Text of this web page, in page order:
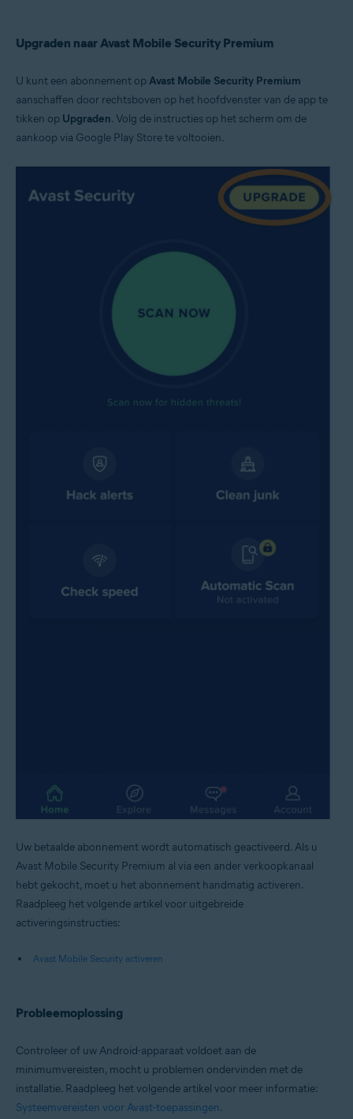
Upgraden naar Avast Mobile Security Premium
U kunt een abonnement opAvast Mobile Security Premium
aanschaffen door rechtsboven op het hoofdvenster van de app te
tikken op Upgraden. Volg de instructies op het scherm om de
aankoop via Google Play Store te voltooien.
Uw betaalde abonnement wordt automatisch geactiveerd. Als u
Avast Mobile Security Premium al via een ander verkoopkanaal
hebt gekocht, moet u het abonnement handmatig activeren.
Raadpleeg het volgende artikel voor uitgebreide
activeringsinstructies:
Avast Mobile Security activeren
Probleemoplossing
Controleer of uw Android-apparaat voldoet aan de
minimumvereisten, mocht u problemen ondervinden met de
installatie. Raadpleeg het volgende artikel voor meer informatie:
Systeemvereisten voor Avast-toepassingen.